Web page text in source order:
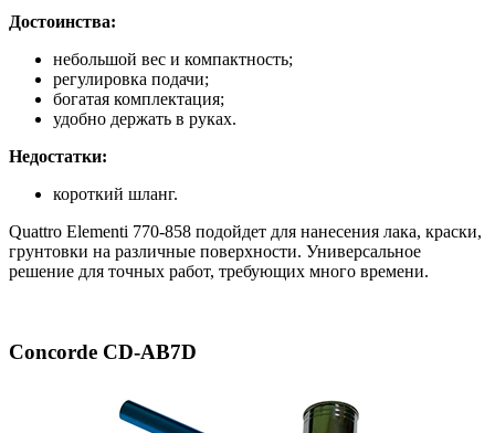
Достоинства:
небольшой вес и компактность;
регулировка подачи;
богатая комплектация;
удобно держать в руках.
Недостатки:
короткий шланг.
Quattro Elementi 770-858 подойдет для нанесения лака, краски,
грунтовки на различные поверхности. Универсальное
решение для точных работ, требующих много времени.
Concorde CD-AB7D